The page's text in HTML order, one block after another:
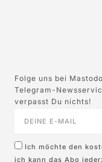
Folge uns bei
Telegram-
verpasst Du nichts!
Ich möchte den
ich kann das Abo